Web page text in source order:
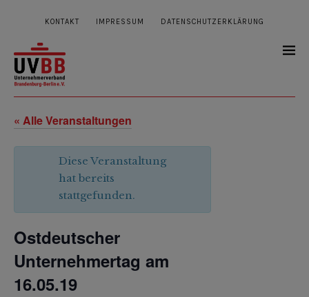
KONTAKT IMPRESSUM DATENSCHUTZERKLÄRUNG
« Alle Veranstaltungen
Diese Veranstaltung
hat bereits
stattgefunden.
Ostdeutscher
Unternehmertag am
16.05.19